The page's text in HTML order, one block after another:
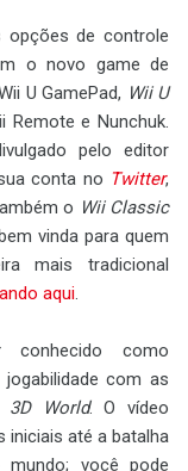
de controle
o novo game de
U GamePad, Wii U
Remote e Nunchuk.
pelo editor
conta no Twitter,
o Wii Classic
vinda para quem
mais tradicional
aqui
conhecido como
com as
3D World. O vídeo
até a batalha
você pode